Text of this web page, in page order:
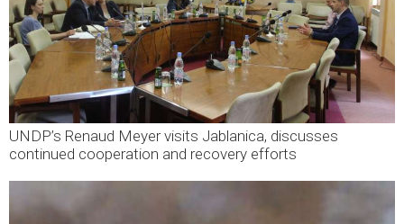
UNDP’s Renaud Meyer visits Jablanica, discusses
continued cooperation and recovery efforts